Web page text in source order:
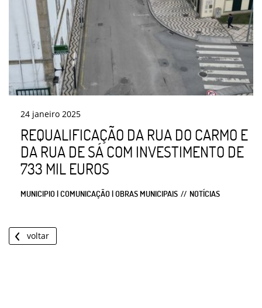
24 janeiro 2025
REQUALIFICAÇÃO DA RUA DO CARMO E
DA RUA DE SÁ COM INVESTIMENTO DE
733 MIL EUROS
MUNICIPIO | COMUNICAÇÃO | OBRAS MUNICIPAIS NOTÍCIAS
voltar